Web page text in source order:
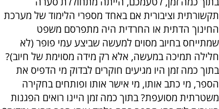
תקשורתית וציבורית אם באחד מספרי הלימוד של מערכת
החינוך הדתית או החרדית היה מתפרסם משפט
שמתייחס בחיוב מסוים למעשה שביצע עמי פופר (לא
חלילה תמיכה במעשה, אלא רק מידה מסוימת של חיוב)?
בתוך כמה זמן היו מגיעים חוקרים לבדוק מי הדפיס את
הספר, מי כתב אותו, מי אישר אותו ופותחים בחקירה
משטרתית מסועפת? בתוך כמה זמן היינו רואים הפגנות